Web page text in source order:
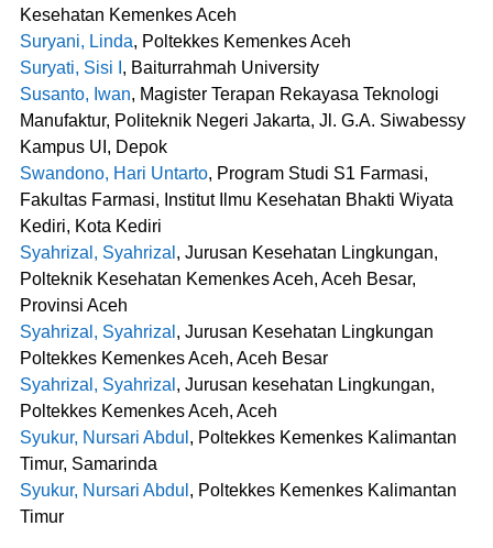
Kesehatan Kemenkes Aceh
Suryani, Linda, Poltekkes Kemenkes Aceh
Suryati, Sisi I , Baiturrahmah University
Susanto, Iwan, Magister Terapan Rekayasa Teknologi
Manufaktur, Politeknik Negeri Jakarta, Jl. G.A. Siwabessy
Kampus UI, Depok
Swandono, Hari Untarto, Program Studi S1 Farmasi,
Fakultas Farmasi, Institut Ilmu Kesehatan Bhakti Wiyata
Kediri, Kota Kediri
Syahrizal, Syahrizal , Jurusan Kesehatan Lingkungan,
Polteknik Kesehatan Kemenkes Aceh, Aceh Besar,
Provinsi Aceh
Syahrizal, Syahrizal , Jurusan Kesehatan Lingkungan
Poltekkes Kemenkes Aceh, Aceh Besar
Syahrizal, Syahrizal , Jurusan kesehatan Lingkungan,
Poltekkes Kemenkes Aceh, Aceh
Syukur, Nursari Abdul , Poltekkes Kemenkes Kalimantan
Timur, Samarinda
Syukur, Nursari Abdul , Poltekkes Kemenkes Kalimantan
Timur